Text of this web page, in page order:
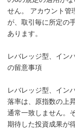
せん。 アカウント管
が、取引毎に所定の
あります。
レバレッジ型、イン
の留意事項
レバレッジ型、イン
落率は、原指数の上
通常一致しません。
期待した投資成果が